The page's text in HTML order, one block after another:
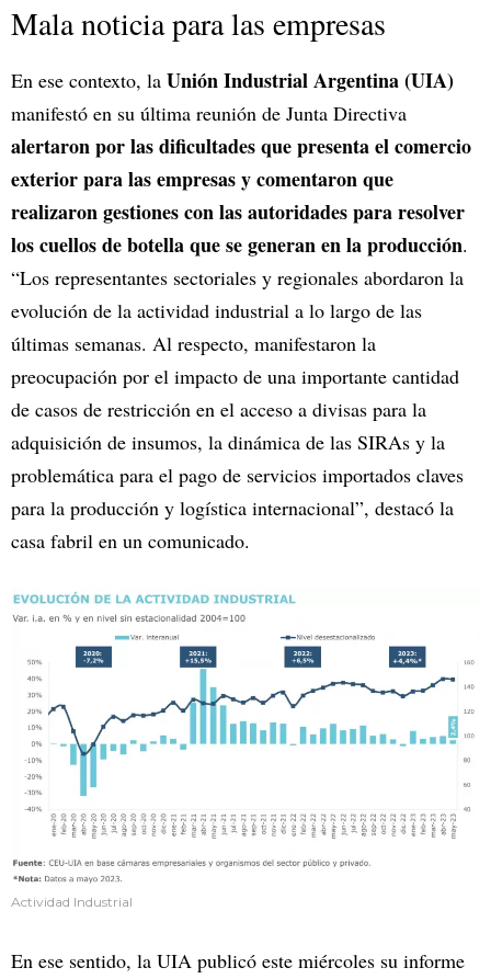
Mala noticia para las empresas
En ese contexto, la Unión Industrial Argentina (UIA)
manifestó en su última reunión de Junta Directiva
alertaron por las dificultades que presenta el comercio
exterior para las empresas y comentaron que
realizaron gestiones con las autoridades para resolver
los cuellos de botella que se generan en la producción.
“Los representantes sectoriales y regionales abordaron la
evolución de la actividad industrial a lo largo de las
últimas semanas. Al respecto, manifestaron la
preocupación por el impacto de una importante cantidad
de casos de restricción en el acceso a divisas para la
adquisición de insumos, la dinámica de las SIRAs y la
problemática para el pago de servicios importados claves
para la producción y logística internacional”, destacó la
casa fabril en un comunicado.
Actividad Industrial
En ese sentido, la UIA publicó este miércoles su informe